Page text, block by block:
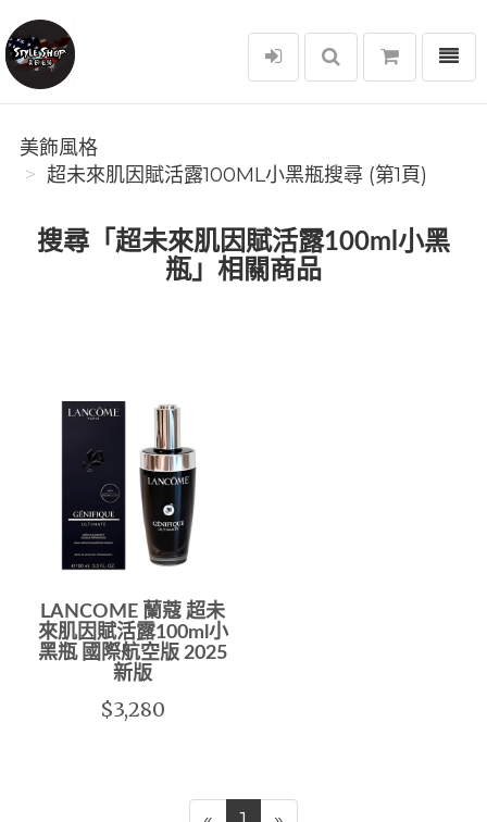
美飾風格
選單
美飾風格
超未來肌因賦活露100ML小黑瓶搜尋 (第1頁)
搜尋「超未來肌因賦活露100ml小黑
瓶」相關商品
LANCOME 蘭蔻 超未
來肌因賦活露100ml小
黑瓶 國際航空版 2025
新版
$3,280